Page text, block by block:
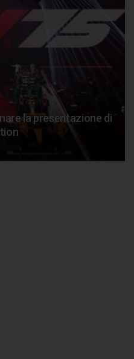
la presentazione di